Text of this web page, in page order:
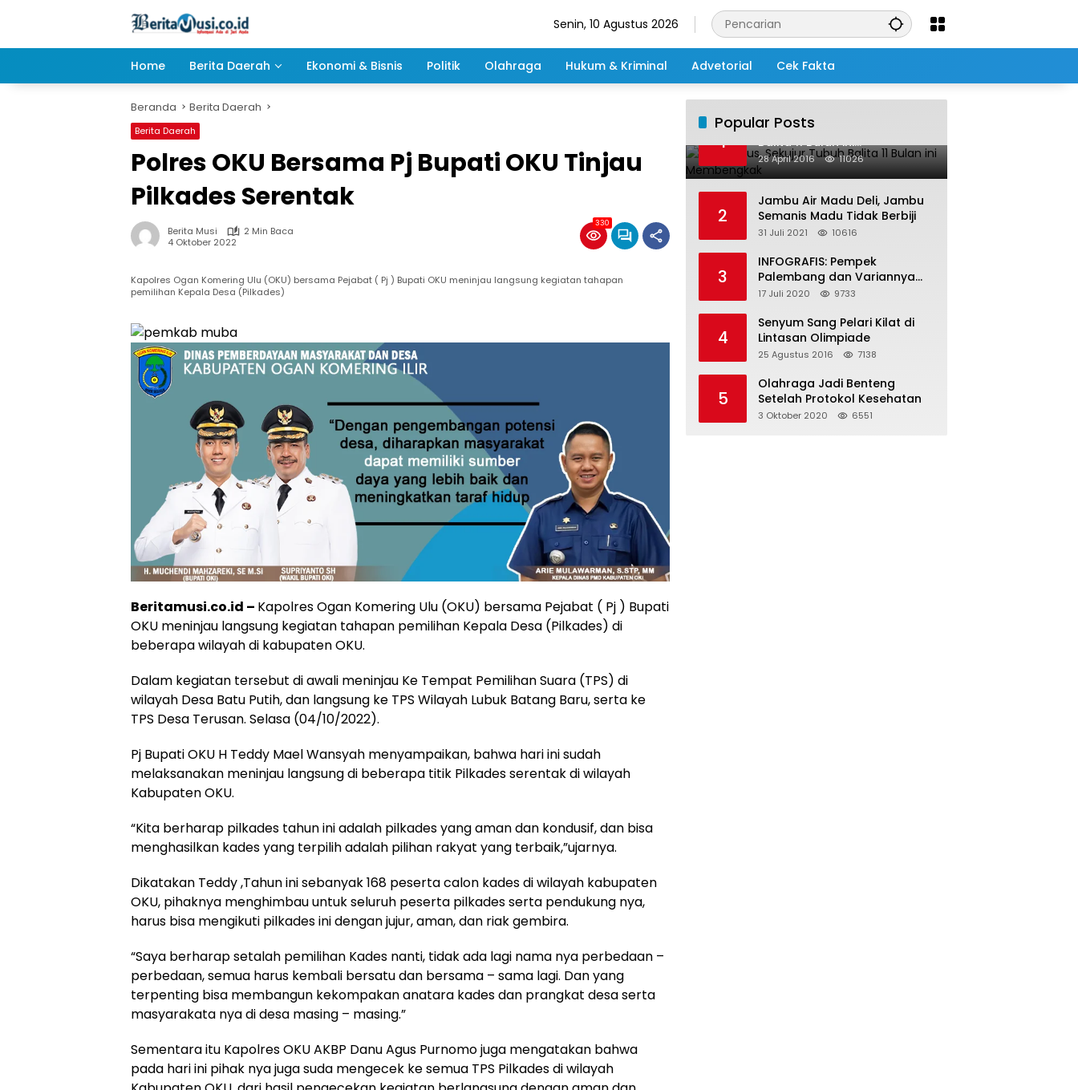
Senin, 10 Agustus 2026
Home Berita Daerah Ekonomi & Bisnis Politik Olahraga Hukum & Kriminal Advetorial Cek Fakta
Beranda Berita Daerah
Berita Daerah
Polres OKU Bersama Pj Bupati OKU Tinjau
Pilkades Serentak
Berita Musi
2 Min Baca
4 Oktober 2022
330
Kapolres Ogan Komering Ulu (OKU) bersama Pejabat ( Pj ) Bupati OKU meninjau langsung kegiatan tahapan
pemilihan Kepala Desa (Pilkades)
Beritamusi.co.id – Kapolres Ogan Komering Ulu (OKU) bersama Pejabat ( Pj ) Bupati
OKU meninjau langsung kegiatan tahapan pemilihan Kepala Desa (Pilkades) di
beberapa wilayah di kabupaten OKU.
Dalam kegiatan tersebut di awali meninjau Ke Tempat Pemilihan Suara (TPS) di
wilayah Desa Batu Putih, dan langsung ke TPS Wilayah Lubuk Batang Baru, serta ke
TPS Desa Terusan. Selasa (04/10/2022).
Pj Bupati OKU H Teddy Mael Wansyah menyampaikan, bahwa hari ini sudah
melaksanakan meninjau langsung di beberapa titik Pilkades serentak di wilayah
Kabupaten OKU.
“Kita berharap pilkades tahun ini adalah pilkades yang aman dan kondusif, dan bisa
menghasilkan kades yang terpilih adalah pilihan rakyat yang terbaik,”ujarnya.
Dikatakan Teddy ,Tahun ini sebanyak 168 peserta calon kades di wilayah kabupaten
OKU, pihaknya menghimbau untuk seluruh peserta pilkades serta pendukung nya,
harus bisa mengikuti pilkades ini dengan jujur, aman, dan riak gembira.
“Saya berharap setalah pemilihan Kades nanti, tidak ada lagi nama nya perbedaan –
perbedaan, semua harus kembali bersatu dan bersama – sama lagi. Dan yang
terpenting bisa membangun kekompakan anatara kades dan prangkat desa serta
masyarakata nya di desa masing – masing.”
Sementara itu Kapolres OKU AKBP Danu Agus Purnomo juga mengatakan bahwa
pada hari ini pihak nya juga suda mengecek ke semua TPS Pilkades di wilayah
Popular Posts
1
Salah Infus, Sekujur Tubuh
Balita 11 Bulan ini
Membengkak
28 April 2016 11026
2
Jambu Air Madu Deli, Jambu
Semanis Madu Tidak Berbiji
31 Juli 2021 10616
3
INFOGRAFIS: Pempek
Palembang dan Variannya
yang Melegenda
17 Juli 2020 9733
4
Senyum Sang Pelari Kilat di
Lintasan Olimpiade
25 Agustus 2016 7138
5
Olahraga Jadi Benteng
Setelah Protokol Kesehatan
3 Oktober 2020 6551